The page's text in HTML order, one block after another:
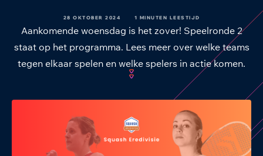
28 OKTOBER 2024 1 MINUTEN LEESTIJD
Aankomende woensdag is het zover! Speelronde 2
staat op het programma. Lees meer over welke teams
tegen elkaar spelen en welke spelers in actie komen.